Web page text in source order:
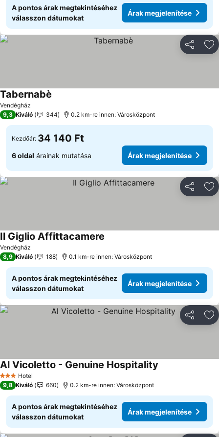
A pontos árak megtekintéséhez
válasszon dátumokat
Árak megjelenítése
Vendégház
Tabernabè
9,3 Kiváló 344 0.2 km-re innen: Városközpont
Kezdőár: 34 140 Ft
6 oldal árainak mutatása Árak megjelenítése
Vendégház
Il Giglio Affittacamere
8,9 Kiváló 188 0.1 km-re innen: Városközpont
A pontos árak megtekintéséhez
válasszon dátumokat
Árak megjelenítése
3 Kategória
Hotel
Al Vicoletto - Genuine Hospitality
9,8 Kiváló 660 0.2 km-re innen: Városközpont
A pontos árak megtekintéséhez
válasszon dátumokat
Árak megjelenítése